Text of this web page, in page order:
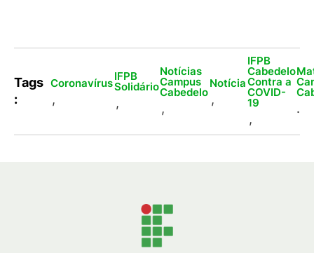
Tags
:
Coronavírus
,
IFPB
Solidário
,
Notícias
Campus
Cabedelo
,
Notícia
,
IFPB
Cabedelo
Contra a
COVID-
19
,
.